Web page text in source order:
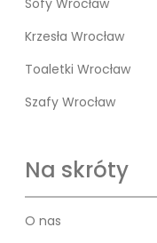
Krzesła Wrocław
Toaletki Wrocław
Szafy Wrocław
Na skróty
O nas